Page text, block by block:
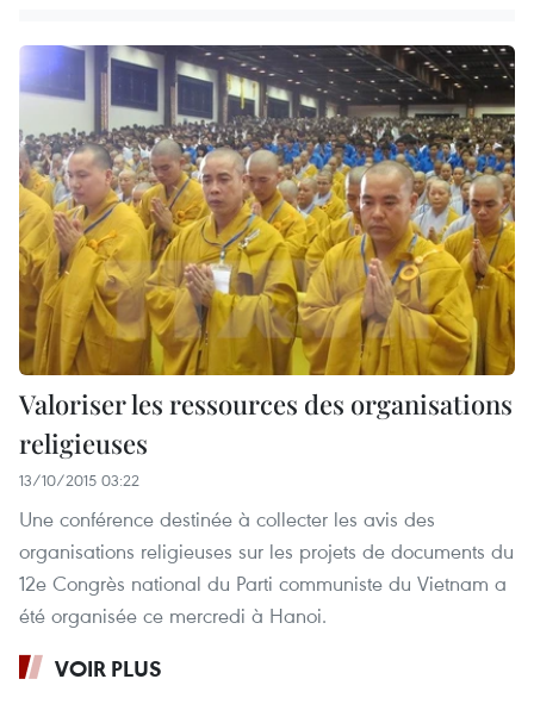
Valoriser les ressources des organisations
religieuses
13/10/2015 03:22
Une conférence destinée à collecter les avis des
organisations religieuses sur les projets de documents du
12e Congrès national du Parti communiste du Vietnam a
été organisée ce mercredi à Hanoi.
VOIR PLUS